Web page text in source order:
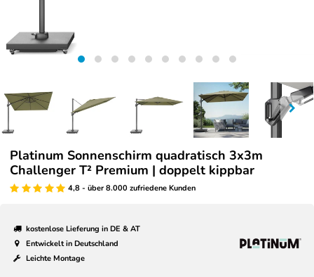
Platinum Sonnenschirm quadratisch 3x3m
Challenger T² Premium | doppelt kippbar
4,8 - über 8.000 zufriedene Kunden
kostenlose Lieferung in DE & AT
Entwickelt in Deutschland
Leichte Montage